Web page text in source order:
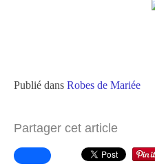
Publié dans Robes de Mariée
Partager cet article